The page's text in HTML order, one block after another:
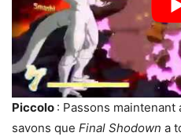
Piccolo : Passons maintenant
savons que Final Shodown a